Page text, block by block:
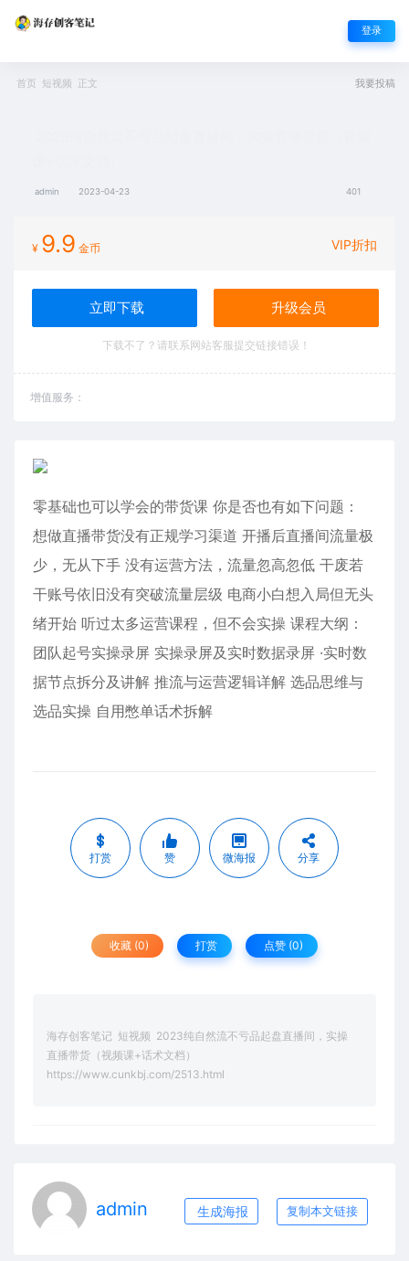
登录
首页 短视频 正文 我要投稿
admin 2023-04-23 401
¥ 9.9 金币 VIP折扣
立即下载 升级会员
下载不了？请联系网站客服提交链接错误！
增值服务：
零基础也可以学会的带货课 你是否也有如下问题：
想做直播带货没有正规学习渠道 开播后直播间流量极
少，无从下手 没有运营方法，流量忽高忽低 干废若
干账号依旧没有突破流量层级 电商小白想入局但无头
绪开始 听过太多运营课程，但不会实操 课程大纲：
团队起号实操录屏 实操录屏及实时数据录屏 ·实时数
据节点拆分及讲解 推流与运营逻辑详解 选品思维与
选品实操 自用憋单话术拆解
打赏 赞 微海报 分享
收藏 (0) 打赏 点赞 (0)
海存创客笔记 短视频 2023纯自然流不亏品起盘直播间，实操
直播带货（视频课+话术文档）
https://www.cunkbj.com/2513.html
admin 生成海报 复制本文链接